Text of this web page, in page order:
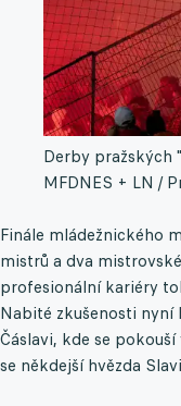
Derby pražských
MFDNES + LN /
Finále mládežnického
mistrů a dva
profesionální kariéry
Nabité zkušenosti nyní
Čáslavi, kde se
se někdejší hvězda